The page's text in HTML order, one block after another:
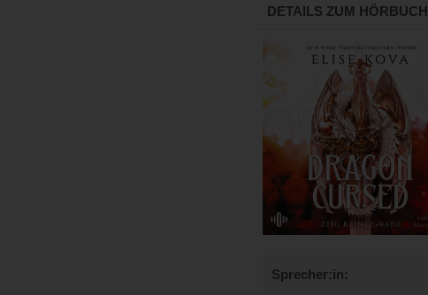
DETAILS ZUM HÖRBUCH
Sprecher:in